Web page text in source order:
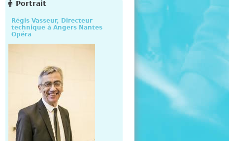
e
Portrait
Régis Vasseur, Directeur
technique à Angers Nantes
Opéra